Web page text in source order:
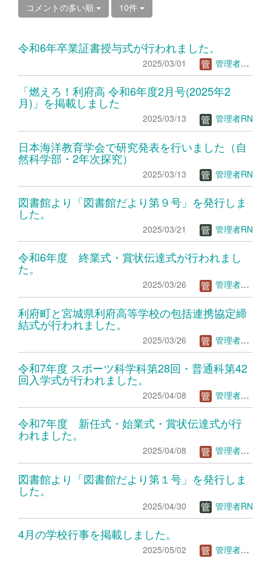
コメントの多い順 10件
令和6年卒業証書授与式が行われました。
2025/03/01 管理者ＴＳ
「燃えろ！利府高 令和6年度2月号(2025年2
月)」を掲載しました
2025/03/13 管理者RN
日本海洋教育学会で研究発表を行いました（自
然科学部・2年次探究）
2025/03/13 管理者RN
図書館より「図書館だより第９号」を発行しま
した。
2025/03/21 管理者RN
令和6年度 終業式・賞状伝達式が行われまし
た。
2025/03/26 管理者ＴＳ
利府町と宮城県利府高等学校の包括連携協定締
結式が行われました。
2025/03/26 管理者ＴＳ
令和7年度 スポーツ科学科第28回・普通科第42
回入学式が行われました。
2025/04/08 管理者ＴＳ
令和7年度 新任式・始業式・賞状伝達式が行
われました。
2025/04/08 管理者ＴＳ
図書館より「図書館だより第１号」を発行しま
した。
2025/04/30 管理者RN
4月の学校行事を掲載しました。
2025/05/02 管理者ＴＳ